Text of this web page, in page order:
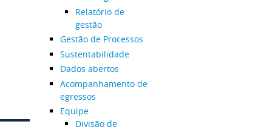
Relatório de
gestão
Gestão de Processos
Sustentabilidade
Dados abertos
Acompanhamento de
egressos
Equipe
Divisão de